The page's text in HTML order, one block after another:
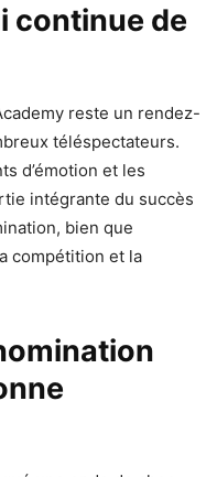
continue de
reste un rendez-
téléspectateurs.
d’émotion et les
intégrante du succès
bien que
compétition et la